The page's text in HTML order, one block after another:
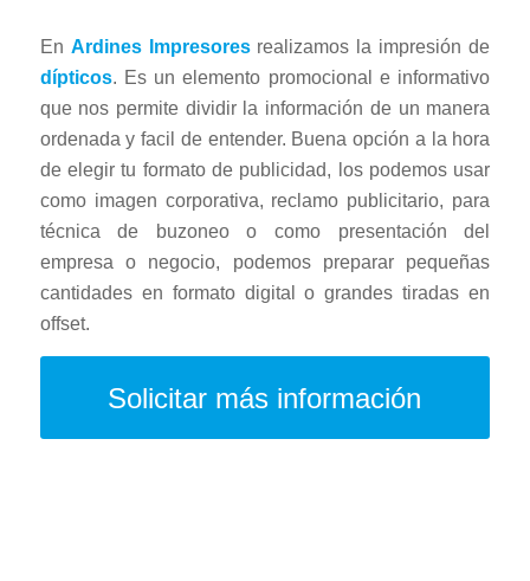
En Ardines Impresoresrealizamos la impresión de
dípticos. Es un elemento promocional e informativo
que nos permite dividir la información de un manera
ordenada y facil de entender. Buena opción a la hora
de elegir tu formato de publicidad, los podemos usar
como imagen corporativa, reclamo publicitario, para
técnica de buzoneo o como presentación del
empresa o negocio, podemos preparar pequeñas
cantidades en formato digital o grandes tiradas en
offset.
Solicitar más información